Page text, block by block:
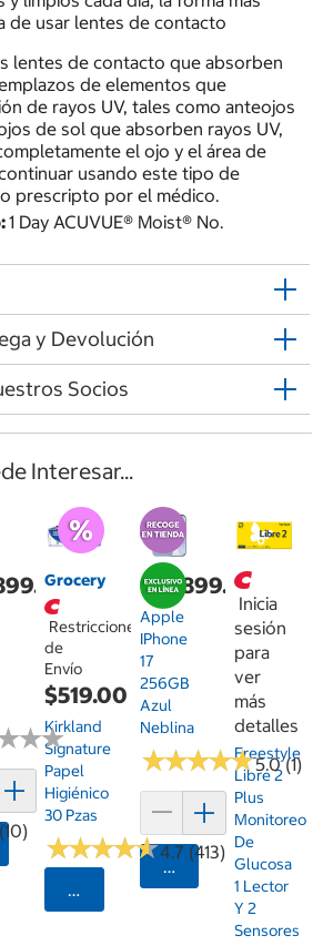
de usar lentes de contacto
lentes de contacto que absorben
de elementos que
de rayos UV, tales como anteojos
de sol que absorben rayos UV,
el ojo y el área de
usando este tipo de
prescripto por el médico.
1 Day ACUVUE® Moist® No.
y Devolución
Socios
Interesar...
★★
★★
Grocery
Restricciones
de
Envío
$519.00
Kirkland
Signature
Papel
Higiénico
30 Pzas
★★★★★
★★★★★4.7 (413)
Seleccionar Código Postal
$19,899.00
Apple
IPhone
17
256GB
Azul
Neblina
★★★★★
★★★★★5.0 (1)
Agregar
Inicia
sesión
para
ver
más
detalles
Freestyle
Libre 2
Plus
Monitoreo
De
Glucosa
1 Lector
Y 2
Sensores